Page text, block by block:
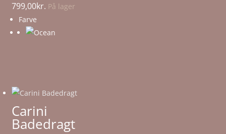
799,00kr. På lager
Farve
Carini
Badedragt